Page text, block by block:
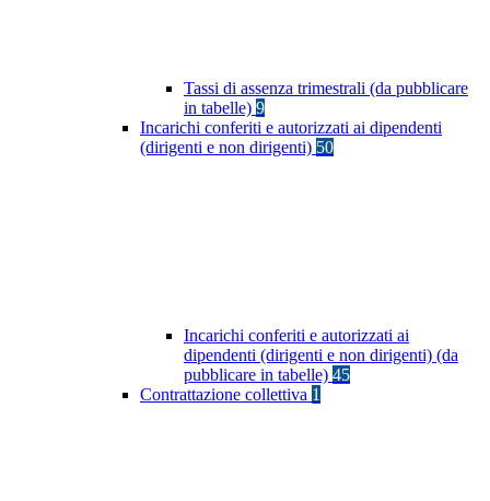
Tassi di assenza trimestrali (da pubblicare
in tabelle) 9
Incarichi conferiti e autorizzati ai dipendenti
(dirigenti e non dirigenti) 50
Incarichi conferiti e autorizzati ai
dipendenti (dirigenti e non dirigenti) (da
pubblicare in tabelle) 45
Contrattazione collettiva 1